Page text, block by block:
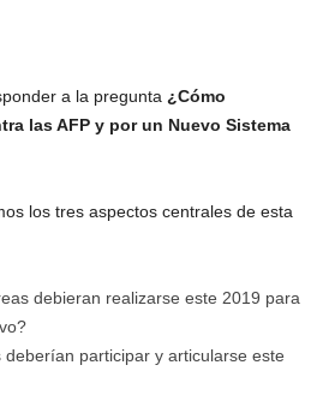
a la pregunta ¿Cómo
las AFP y por un Nuevo Sistema
los tres aspectos centrales de esta
debieran realizarse este 2019 para
deberían participar y articularse este